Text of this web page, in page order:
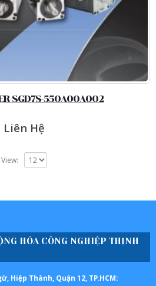
SGD7S-550A00A002
Liên Hệ
View:
HÓA CÔNG NGHIỆP THỊNH
Hiệp Thành, Quận 12, TP.HCM: